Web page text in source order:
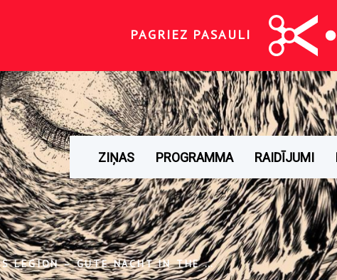
PAGRIEZ PASAULI
ZIŅAS PROGRAMMA RAIDĪJUMI
SONNTAGS LEGION ‎– GUTE NACHT IN THE MIDDLE OF THE SEA (2019)